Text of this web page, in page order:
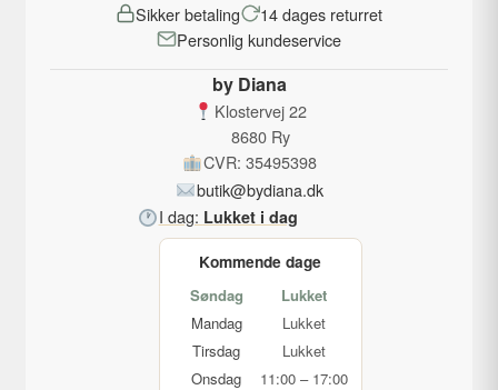
Sikker betaling
14 dages returret
Personlig kundeservice
by Diana
Klostervej 22
8680 Ry
CVR: 35495398
butik@bydiana.dk
I dag: Lukket i dag
Kommende dage
Søndag
Lukket
Mandag
Lukket
Tirsdag
Lukket
Onsdag
11:00 – 17:00